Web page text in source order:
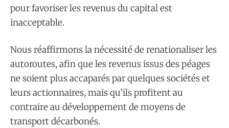
pour favoriser les revenus du capital est
inacceptable.
Nous réaffirmons la nécessité de renationaliser les
autoroutes, afin que les revenus issus des péages
ne soient plus accaparés par quelques sociétés et
leurs actionnaires, mais qu’ils profitent au
contraire au développement de moyens de
transport décarbonés.